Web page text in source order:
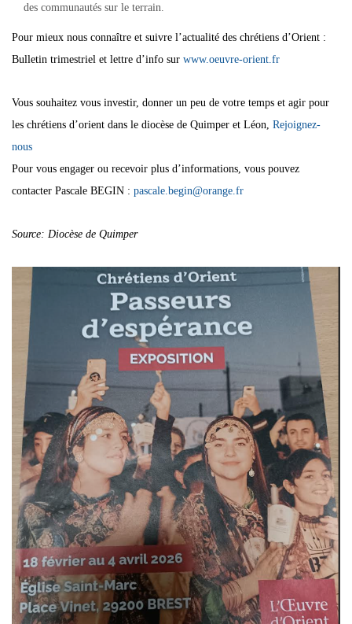
des communautés sur le terrain.
Pour mieux nous connaître et suivre l’actualité des chrétiens d’Orient :
Bulletin trimestriel et lettre d’info sur www.oeuvre-orient.fr
Vous souhaitez vous investir, donner un peu de votre temps et agir pour
les chrétiens d’orient dans le diocèse de Quimper et Léon, Rejoignez-
nous
Pour vous engager ou recevoir plus d’informations, vous pouvez
contacter Pascale BEGIN : pascale.begin@orange.fr
Source: Diocèse de Quimper